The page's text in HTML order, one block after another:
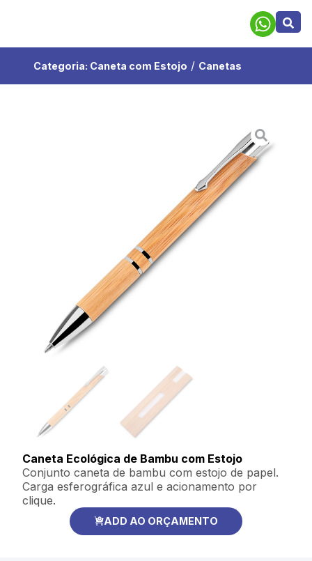
Categoria: Caneta com Estojo / Canetas
Caneta Ecológica de Bambu com Estojo
Conjunto caneta de bambu com estojo de papel.
Carga esferográfica azul e acionamento por
clique.
ADD AO ORÇAMENTO